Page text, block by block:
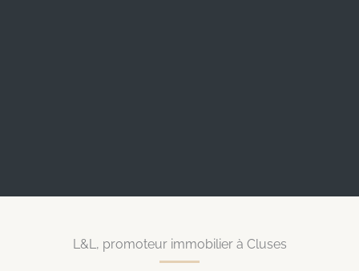
L&L, promoteur immobilier à Cluses